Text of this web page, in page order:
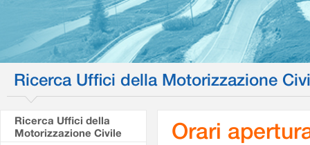
Ricerca Uffici della Motorizzazione
Ricerca Uffici della
Motorizzazione Civile
Orari